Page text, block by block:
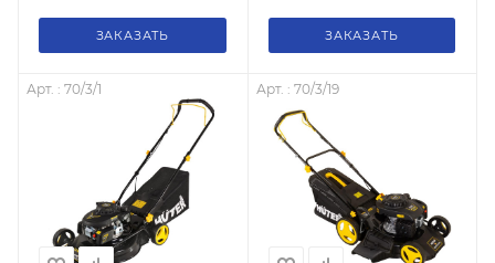
ЗАКАЗАТЬ ЗАКАЗАТЬ
Арт. : 70/3/1 Арт. : 70/3/19